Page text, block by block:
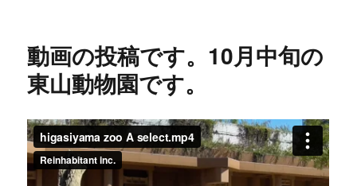
ー
動画の投稿です。10月中旬の
東山動物園です。